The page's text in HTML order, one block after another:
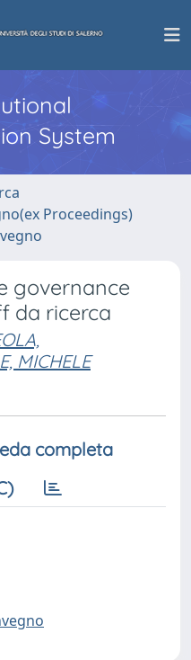
System
Proceedings)
governance
da ricerca
MICHELE
completa